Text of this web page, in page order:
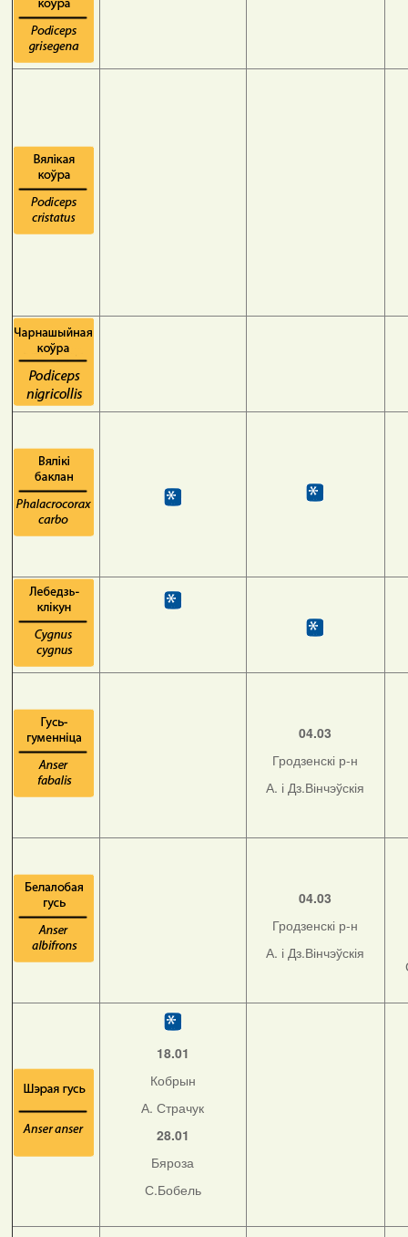
04.03
Гродзенскі р-н
А. і Дз.Вінчэўскія
04.03
Гродзенскі р-н
А. і Дз.Вінчэўскія
18.01
Кобрын
А. Страчук
28.01
Бяроза
С.Бобель